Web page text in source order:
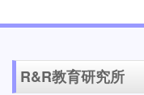
R&R教育研究所